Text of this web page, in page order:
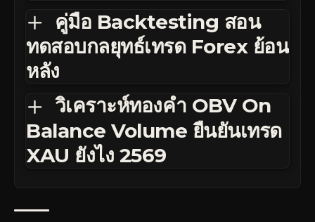
คู่มือ Backtesting สอน
ทดสอบกลยุทธ์เทรด Forex ย้อน
หลัง
วิเคราะห์ทองคำ OBV On
Balance Volume ยืนยันเทรด
XAU ยังไง 2569